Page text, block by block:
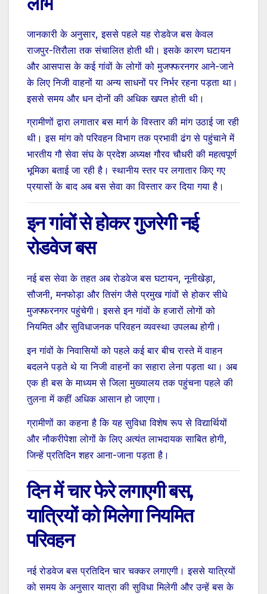
जानकारी के अनुसार, इससे पहले यह रोडवेज बस केवल
राजपुर-तिरौला तक संचालित होती थी। इसके कारण घटायन
और आसपास के कई गांवों के लोगों को मुजफ्फरनगर आने-जाने
के लिए निजी वाहनों या अन्य साधनों पर निर्भर रहना पड़ता था।
इससे समय और धन दोनों की अधिक खपत होती थी।
ग्रामीणों द्वारा लगातार बस मार्ग के विस्तार की मांग उठाई जा रही
थी। इस मांग को परिवहन विभाग तक प्रभावी ढंग से पहुंचाने में
भारतीय गौ सेवा संघ के प्रदेश अध्यक्ष गौरव चौधरी की महत्वपूर्ण
भूमिका बताई जा रही है। स्थानीय स्तर पर लगातार किए गए
प्रयासों के बाद अब बस सेवा का विस्तार कर दिया गया है।
इन गांवों से होकर गुजरेगी नई
रोडवेज बस
नई बस सेवा के तहत अब रोडवेज बस घटायन, नूनीखेड़ा,
सौजनी, मनफोड़ा और तिसंग जैसे प्रमुख गांवों से होकर सीधे
मुजफ्फरनगर पहुंचेगी। इससे इन गांवों के हजारों लोगों को
नियमित और सुविधाजनक परिवहन व्यवस्था उपलब्ध होगी।
इन गांवों के निवासियों को पहले कई बार बीच रास्ते में वाहन
बदलने पड़ते थे या निजी वाहनों का सहारा लेना पड़ता था। अब
एक ही बस के माध्यम से जिला मुख्यालय तक पहुंचना पहले की
तुलना में कहीं अधिक आसान हो जाएगा।
ग्रामीणों का कहना है कि यह सुविधा विशेष रूप से विद्यार्थियों
और नौकरीपेशा लोगों के लिए अत्यंत लाभदायक साबित होगी,
जिन्हें प्रतिदिन शहर आना-जाना पड़ता है।
दिन में चार फेरे लगाएगी बस,
यात्रियों को मिलेगा नियमित
परिवहन
नई रोडवेज बस प्रतिदिन चार चक्कर लगाएगी। इससे यात्रियों
को समय के अनुसार यात्रा की सुविधा मिलेगी और उन्हें बस के